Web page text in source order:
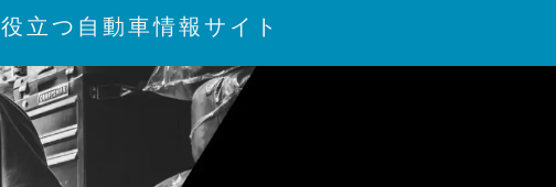
役立つ自動車情報サイト